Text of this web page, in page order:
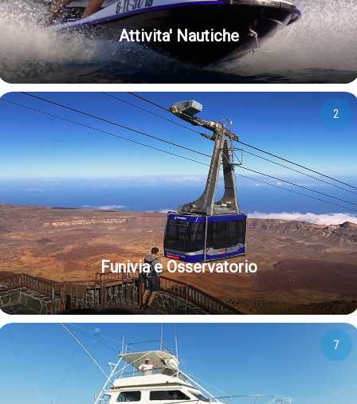
Attivita' Nautiche
2
Funivia e Osservatorio
7